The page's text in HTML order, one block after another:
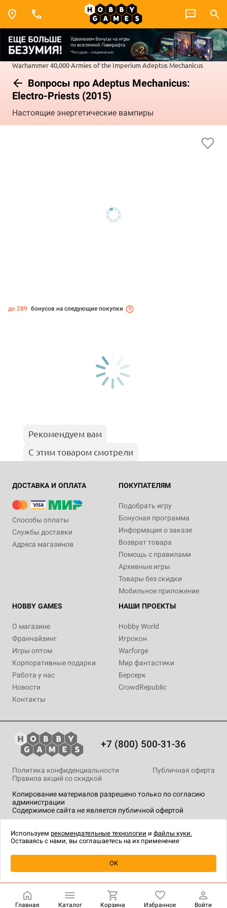
Warhammer 40,000Armies of the ImperiumAdeptus Mechanicus
Вопросы про Adeptus Mechanicus:
Electro-Priests (2015)
Настоящие энергетические вампиры
Уведомить о наличии
до 289 бонусов на следующие покупки
Рекомендуем вам
С этим товаром смотрели
ДОСТАВКА И ОПЛАТА
Способы оплаты
Службы доставки
Адреса магазинов
ПОКУПАТЕЛЯМ
Подобрать игру
Бонусная программа
Информация о заказе
Возврат товара
Помощь с правилами
Архивные игры
Товары без скидки
Мобильное приложение
HOBBY GAMES
О магазине
Франчайзинг
Игры оптом
Корпоративные подарки
Работа у нас
Новости
Контакты
НАШИ ПРОЕКТЫ
Hobby World
Игрокон
Warforge
Мир фантастики
Берсерк
CrowdRepublic
+7 (800) 500-31-36
Копирование материалов разрешено только по согласию
администрации
Содержимое сайта не является публичной офертой
Политика конфиденциальности
Публичная оферта
Правила акций со скидкой
технологии.
Главная Каталог Корзина Избранное Войти
Используем рекомендательные технологии и файлы куки.
Оставаясь с нами, вы соглашаетесь на их применение
OK